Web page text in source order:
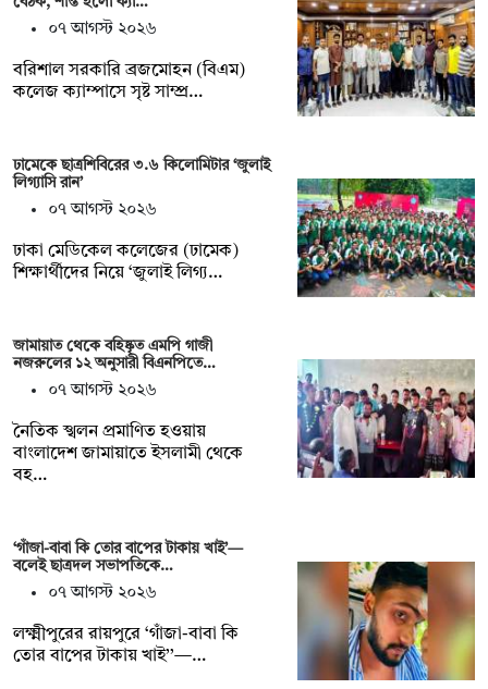
০৭ আগস্ট ২০২৬
বরিশাল সরকারি ব্রজমোহন (বিএম)
কলেজ ক্যাম্পাসে সৃষ্ট সাম্প্র…
ঢামেকে ছাত্রশিবিরের ৩.৬ কিলোমিটার ‘জুলাই
লিগ্যাসি রান’
০৭ আগস্ট ২০২৬
ঢাকা মেডিকেল কলেজের (ঢামেক)
শিক্ষার্থীদের নিয়ে ‘জুলাই লিগ্য…
জামায়াত থেকে বহিষ্কৃত এমপি গাজী
নজরুলের ১২ অনুসারী বিএনপিতে…
০৭ আগস্ট ২০২৬
নৈতিক স্খলন প্রমাণিত হওয়ায়
বাংলাদেশ জামায়াতে ইসলামী থেকে
বহ…
‘গাঁজা-বাবা কি তোর বাপের টাকায় খাই’—
বলেই ছাত্রদল সভাপতিকে…
০৭ আগস্ট ২০২৬
লক্ষ্মীপুরের রায়পুরে ‘গাঁজা-বাবা কি
তোর বাপের টাকায় খাই’’—…